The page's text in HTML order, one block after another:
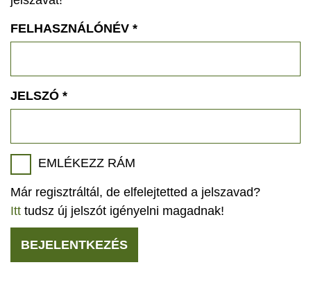
ÖKOTURIZMUS
GEOPARKOK
FELHASZNÁLÓNÉV *
JELSZÓ *
EMLÉKEZZ RÁM
Már regisztráltál, de elfelejtetted a jelszavad?
Itt tudsz új jelszót igényelni magadnak!
BEJELENTKEZÉS